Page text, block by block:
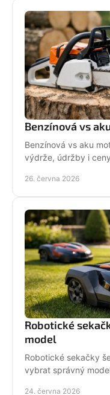
Benzínová vs
Benzínová vs aku
výdrže, údržby i
26. června 2026
Robotické
model
Robotické sekačky
vybrat správný
24. června 2026